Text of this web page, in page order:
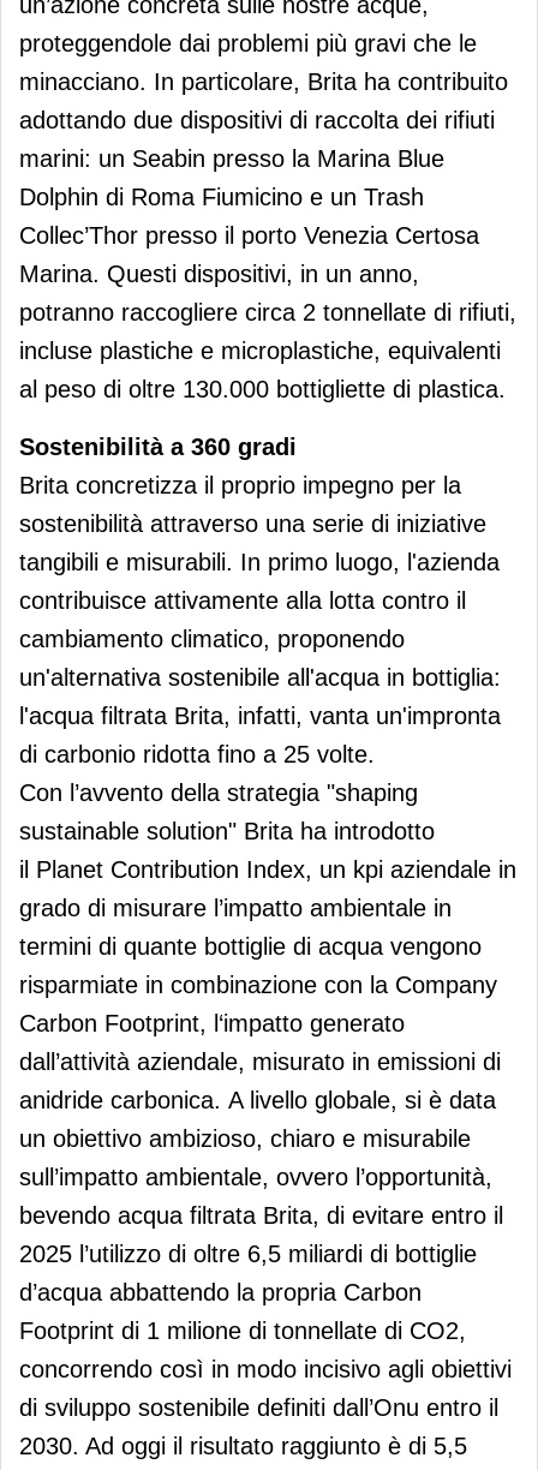
proteggendole dai problemi più gravi che le
minacciano. In particolare, Brita ha contribuito
adottando due dispositivi di raccolta dei rifiuti
marini: un Seabin presso la Marina Blue
Dolphin di Roma Fiumicino e un Trash
Collec’Thor presso il porto Venezia Certosa
Marina. Questi dispositivi, in un anno,
potranno raccogliere circa 2 tonnellate di rifiuti,
incluse plastiche e microplastiche, equivalenti
al peso di oltre 130.000 bottigliette di plastica.
Sostenibilità a 360 gradi
Brita concretizza il proprio impegno per la
sostenibilità attraverso una serie di iniziative
tangibili e misurabili. In primo luogo, l'azienda
contribuisce attivamente alla lotta contro il
cambiamento climatico, proponendo
un'alternativa sostenibile all'acqua in bottiglia:
l'acqua filtrata Brita, infatti, vanta un'impronta
di carbonio ridotta fino a 25 volte.
Con l’avvento della strategia "shaping
sustainable solution" Brita ha introdotto
il Planet Contribution Index, un kpi aziendale in
grado di misurare l’impatto ambientale in
termini di quante bottiglie di acqua vengono
risparmiate in combinazione con la Company
Carbon Footprint, l‘impatto generato
dall’attività aziendale, misurato in emissioni di
anidride carbonica. A livello globale, si è data
un obiettivo ambizioso, chiaro e misurabile
sull’impatto ambientale, ovvero l’opportunità,
bevendo acqua filtrata Brita, di evitare entro il
2025 l’utilizzo di oltre 6,5 miliardi di bottiglie
d’acqua abbattendo la propria Carbon
Footprint di 1 milione di tonnellate di CO2,
concorrendo così in modo incisivo agli obiettivi
di sviluppo sostenibile definiti dall’Onu entro il
2030. Ad oggi il risultato raggiunto è di 5,5